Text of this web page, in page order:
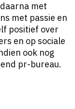
met
met passie en
positief over
en op sociale
ook nog
pr-bureau.